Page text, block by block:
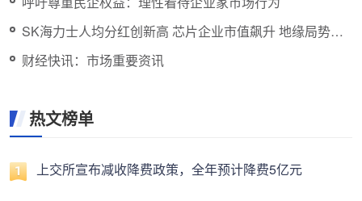
SK海力士人均分红创新高 芯片企业市值飙升 地缘局势紧
张
财经快讯：市场重要资讯
热文榜单
上交所宣布减收降费政策，全年预计降费5亿元